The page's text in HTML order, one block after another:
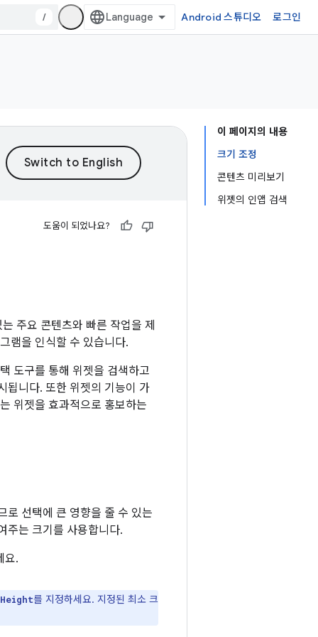
/ Android 스튜디오 로그인
이 페이지의 내용
크기 조정
콘텐츠 미리보기
위젯의 인앱 검색
도움이 되었나요?
주요 콘텐츠와 빠른 작업을 제
램을 인식할 수 있습니다.
도구를 통해 위젯을 검색하고
됩니다. 또한 위젯의 기능이 가
위젯을 효과적으로 홍보하는
로 선택에 큰 영향을 줄 수 있는
주는 크기를 사용합니다.
요.
를 지정하세요. 지정된 최소 크